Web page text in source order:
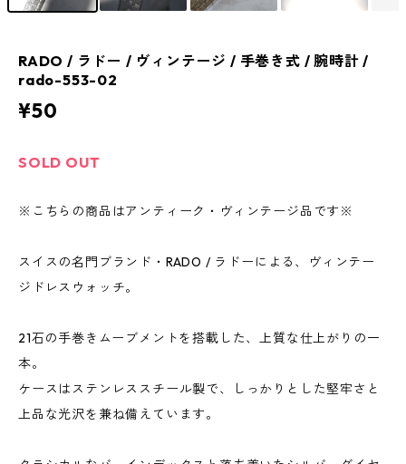
RADO / ラドー / ヴィンテージ / 手巻き式 / 腕時計 /
rado-553-02
¥50
SOLD OUT
※こちらの商品はアンティーク・ヴィンテージ品です※
スイスの名門ブランド・RADO / ラドーによる、ヴィンテー
ジドレスウォッチ。
21石の手巻きムーブメントを搭載した、上質な仕上がりの一
本。
ケースはステンレススチール製で、しっかりとした堅牢さと
上品な光沢を兼ね備えています。